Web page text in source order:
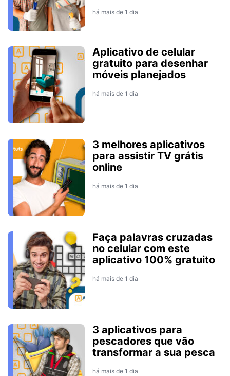
há mais de 1 dia
Aplicativo de celular
gratuito para desenhar
móveis planejados
há mais de 1 dia
3 melhores aplicativos
para assistir TV grátis
online
há mais de 1 dia
Faça palavras cruzadas
no celular com este
aplicativo 100% gratuito
há mais de 1 dia
3 aplicativos para
pescadores que vão
transformar a sua pesca
há mais de 1 dia